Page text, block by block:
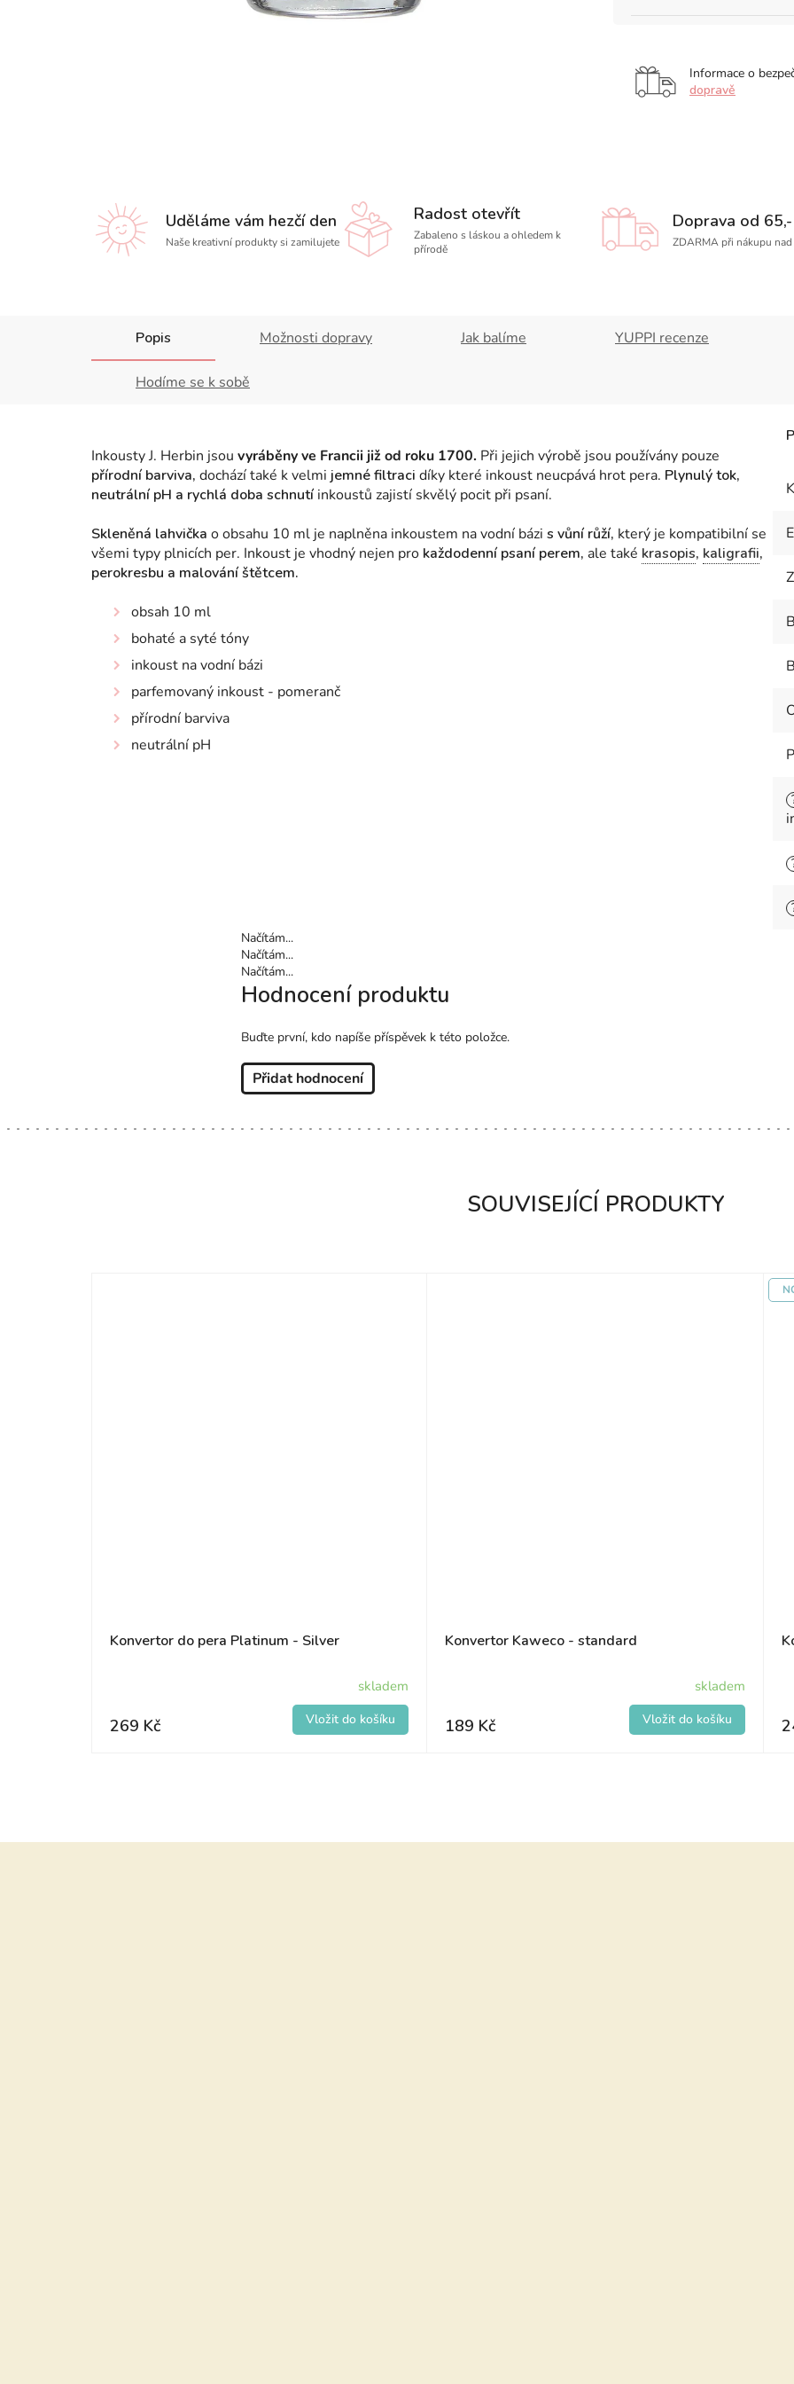
Informace o
dopravě
Uděláme vám hezčí den
Naše kreativní produkty si zamilujete
Radost otevřít
Zabaleno s láskou a ohledem k
přírodě
Doprava od 65,-
ZDARMA při nákupu
SOUVISEJÍCÍ PRODUKTY
Konvertor do pera Platinum - Silver
skladem
269 Kč
Konvertor Kaweco - standard
skladem
189 Kč
Popis Možnosti dopravy Jak balíme YUPPI recenze
Hodíme se k sobě
Inkousty J. Herbin jsou vyráběny ve Francii již od roku 1700. Při jejich výrobě jsou používány pouze
přírodní barviva, dochází také k velmi jemné filtraci díky které inkoust neucpává hrot pera. Plynulý tok,
neutrální pH a rychlá doba schnutíinkoustů zajistí skvělý pocit při psaní.
Skleněná lahvička o obsahu 10 ml je naplněna inkoustem na vodní bázi s vůní růží, který je kompatibilní se
všemi typy plnicích per. Inkoust je vhodný nejen pro každodenní psaní perem, ale také krasopis, kaligrafii,
perokresbu a malování štětcem.
obsah 10 ml
bohaté a syté tóny
inkoust na vodní bázi
parfemovaný inkoust - pomeranč
přírodní barviva
neutrální pH
Načítám...
Načítám...
Načítám...
Hodnocení produktu
Buďte první, kdo napíše příspěvek k této položce.
Přidat hodnocení